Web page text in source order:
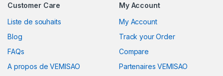
Customer Care
Liste de souhaits
Blog
FAQs
A propos de VEMISAO
My Account
My Account
Track your Order
Compare
Partenaires VEMISAO